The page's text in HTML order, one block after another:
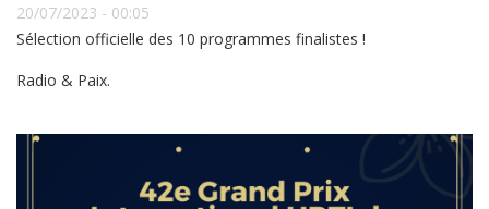
20/07/2023 - 00:05
Sélection officielle des 10 programmes finalistes !
Radio & Paix.